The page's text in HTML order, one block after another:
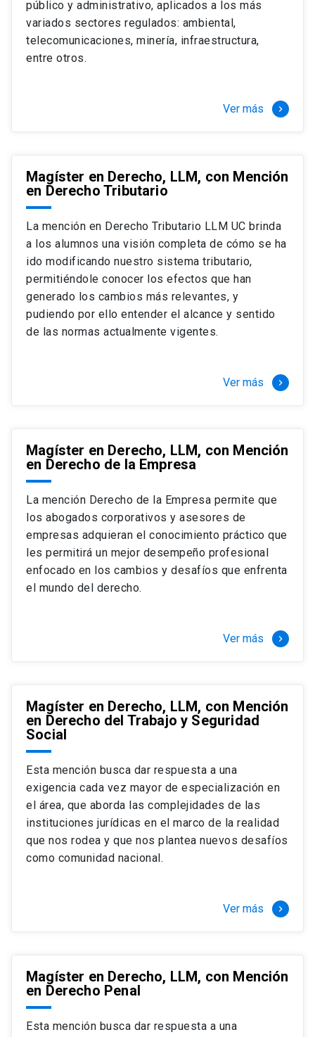
Si optas por la modalidad Full Time:
El LLM UC Full Time es una versión del programa
destinado principalmente a extranjeros, que permite
necesidades y expectativas profesionales, eligiendo
completamente al programa o compatibilizarás un
estudio intenso y exigente, con una muy baja carga
laboral, de marzo a noviembre, para dedicarte
completamente a la actividad de graduación de
diciembre a marzo.
2 cursos mínimos (10 créditos) Primer
semestre
+ 5 cursos a elección (50 créditos) Primer
semestre
+ 4 cursos a elección (40 créditos)
tres meses a tiempo completo (20
Juan Ignacio Piña Rochefort
Director Magíster en Derecho, LLM UC
público y administrativo, aplicados a los más
variados sectores regulados: ambiental,
telecomunicaciones, minería, infraestructura,
entre otros.
Ver más keyboard_arrow_right
Magíster en Derecho, LLM, con Mención
en Derecho Tributario
La mención en Derecho Tributario LLM UC brinda
a los alumnos una visión completa de cómo se ha
ido modificando nuestro sistema tributario,
permitiéndole conocer los efectos que han
generado los cambios más relevantes, y
pudiendo por ello entender el alcance y sentido
de las normas actualmente vigentes.
Ver más keyboard_arrow_right
Magíster en Derecho, LLM, con Mención
en Derecho de la Empresa
La mención Derecho de la Empresa permite que
los abogados corporativos y asesores de
empresas adquieran el conocimiento práctico que
les permitirá un mejor desempeño profesional
enfocado en los cambios y desafíos que enfrenta
el mundo del derecho.
Ver más keyboard_arrow_right
Magíster en Derecho, LLM, con Mención
en Derecho del Trabajo y Seguridad
Social
Esta mención busca dar respuesta a una
exigencia cada vez mayor de especialización en
el área, que aborda las complejidades de las
instituciones jurídicas en el marco de la realidad
que nos rodea y que nos plantea nuevos desafíos
como comunidad nacional.
Ver más keyboard_arrow_right
Magíster en Derecho, LLM, con Mención
en Derecho Penal
Esta mención busca dar respuesta a una